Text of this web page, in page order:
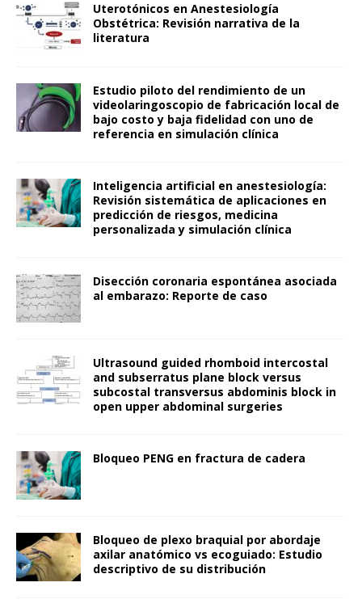
Uterotónicos en Anestesiología
Obstétrica: Revisión narrativa de la
literatura
Estudio piloto del rendimiento de un
videolaringoscopio de fabricación local de
bajo costo y baja fidelidad con uno de
referencia en simulación clínica
Inteligencia artificial en anestesiología:
Revisión sistemática de aplicaciones en
predicción de riesgos, medicina
personalizada y simulación clínica
Disección coronaria espontánea asociada
al embarazo: Reporte de caso
Ultrasound guided rhomboid intercostal
and subserratus plane block versus
subcostal transversus abdominis block in
open upper abdominal surgeries
Bloqueo PENG en fractura de cadera
Bloqueo de plexo braquial por abordaje
axilar anatómico vs ecoguiado: Estudio
descriptivo de su distribución